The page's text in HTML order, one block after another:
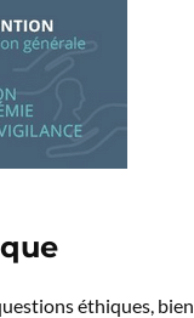
éthiques, bien